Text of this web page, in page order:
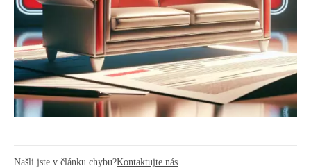
Našli jste v článku chybu?Kontaktujte nás